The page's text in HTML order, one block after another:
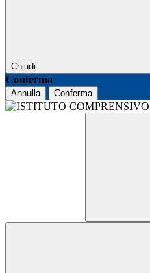
Chiudi
Conferma
Annulla Conferma